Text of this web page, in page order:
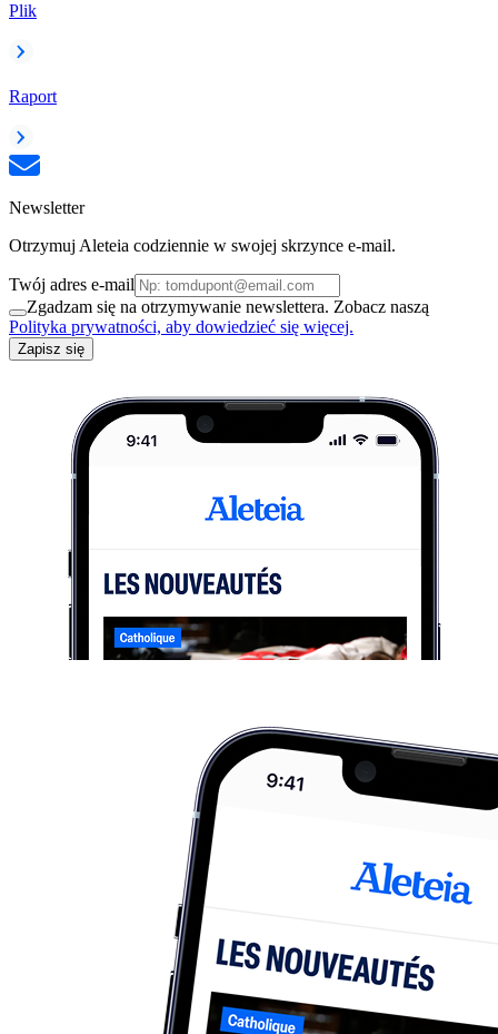
Plik
Raport
Newsletter
Otrzymuj Aleteia codziennie w swojej skrzynce e-mail.
Twój adres e-mail
Zgadzam się na otrzymywanie newslettera. Zobacz naszą
Polityka prywatności, aby dowiedzieć się więcej.
Zapisz się